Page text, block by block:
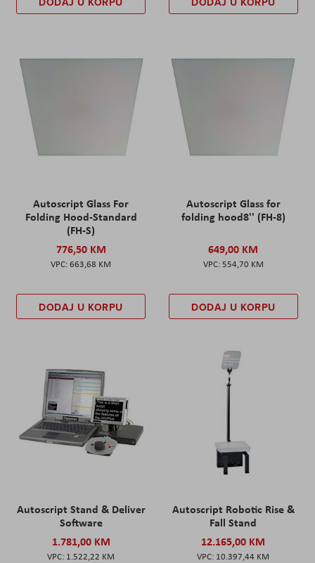
Autoscript Glass For
Folding Hood-Standard
(FH-S)
776,50 KM
663,68 KM
DODAJ U KORPU
Autoscript Glass for
folding hood8'' (FH-8)
649,00 KM
554,70 KM
DODAJ U KORPU
Autoscript Stand & Deliver
Software
1.781,00 KM
1.522,22 KM
Autoscript Robotic Rise &
Fall Stand
12.165,00 KM
10.397,44 KM